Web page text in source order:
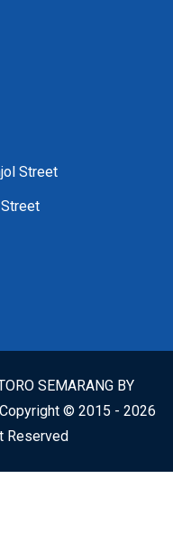
Street
SEMARANG BY
Copyright © 2015 - 2026
Reserved